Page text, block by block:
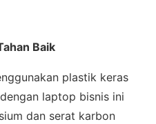
Baik
plastik keras
laptop bisnis ini
dan serat karbon